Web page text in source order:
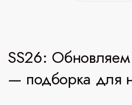
SS26:
— подборка для